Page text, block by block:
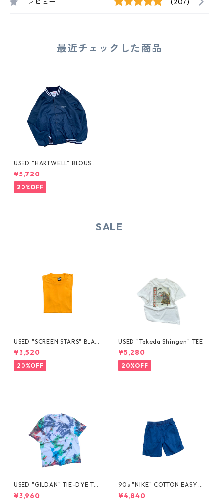
レビュー (207)
最近チェックした商品
USED "HARTWELL" BLOUSO
N JACKET
¥5,720
20%OFF
SALE
USED "SCREEN STARS" BLAN
K TEE
¥3,520
20%OFF
USED "Takeda Shingen" TEE
¥5,280
20%OFF
USED "GILDAN" TIE-DYE TE
E
¥3,960
90s "NIKE" COTTON EASY S
HORTS
¥4,840